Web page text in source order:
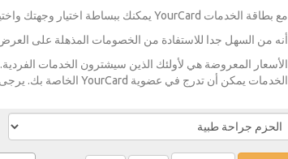
مع بطاقة الخدمات YourCard يمكنك ببساطة اختيار وجهتك واختيار تخفيضات مذهلة على مجموعة متنوعة من الخدمات.
أنه من السهل جدا للاستفادة من الخصومات المذهلة على العرض.
الخدمات يمكن أن تدرج في عضوية YourCard الخاصة بك. يرجى الاطلاع على تفاصيل عضويتك للحصول على مزيد من المعلومات.